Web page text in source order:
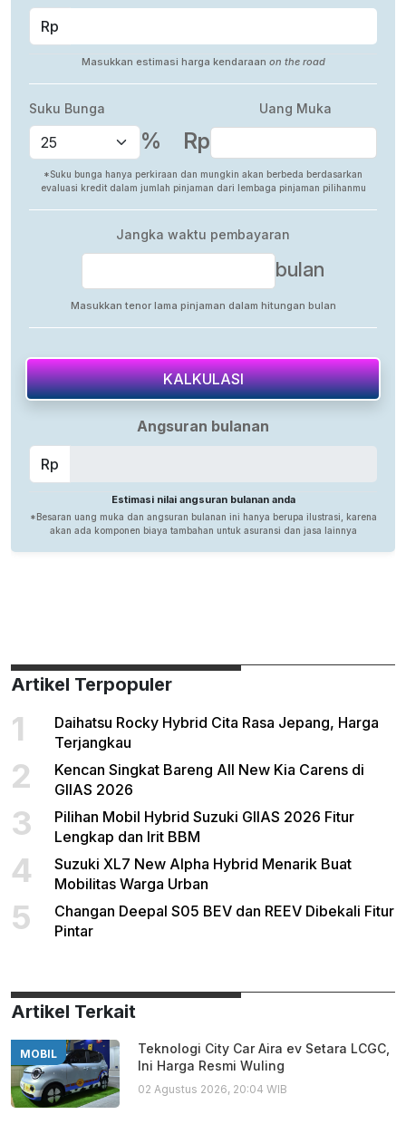
Artikel Terpopuler
1
Daihatsu Rocky Hybrid Cita Rasa Jepang, Harga
Terjangkau
2
Kencan Singkat Bareng All New Kia Carens di
GIIAS 2026
3
Pilihan Mobil Hybrid Suzuki GIIAS 2026 Fitur
Lengkap dan Irit BBM
4
Suzuki XL7 New Alpha Hybrid Menarik Buat
Mobilitas Warga Urban
5
Changan Deepal S05 BEV dan REEV Dibekali Fitur
Pintar
Artikel Terkait
MOBIL
Teknologi City Car Aira ev Setara LCGC,
Ini Harga Resmi Wuling
02 Agustus 2026, 20:04 WIB